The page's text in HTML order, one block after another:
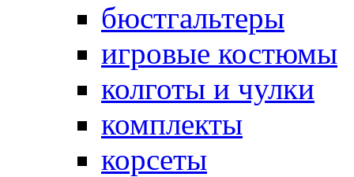
бюстгальтеры
игровые костюмы
колготы и чулки
комплекты
корсеты